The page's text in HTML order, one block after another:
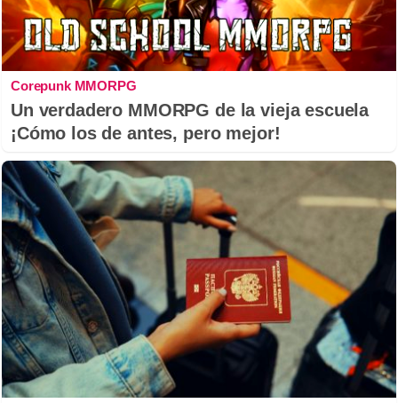
Corepunk MMORPG
Un verdadero MMORPG de la vieja escuela
¡Cómo los de antes, pero mejor!